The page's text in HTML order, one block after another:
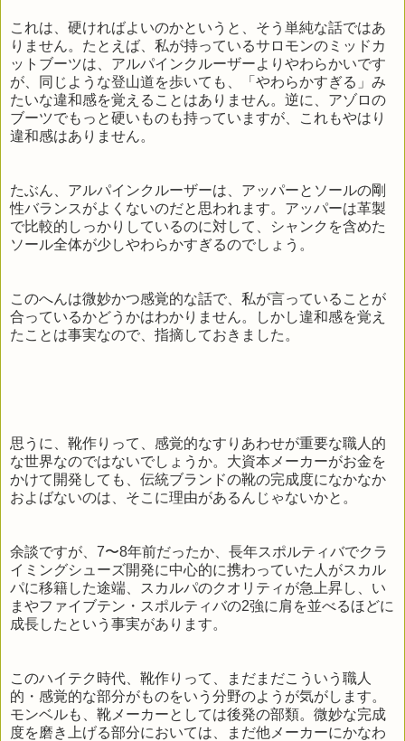
これは、硬ければよいのかというと、そう単純な話ではあ
りません。たとえば、私が持っているサロモンのミッドカ
ットブーツは、アルパインクルーザーよりやわらかいです
が、同じような登山道を歩いても、「やわらかすぎる」み
たいな違和感を覚えることはありません。逆に、アゾロの
ブーツでもっと硬いものも持っていますが、これもやはり
違和感はありません。
たぶん、アルパインクルーザーは、アッパーとソールの剛
性バランスがよくないのだと思われます。アッパーは革製
で比較的しっかりしているのに対して、シャンクを含めた
ソール全体が少しやわらかすぎるのでしょう。
このへんは微妙かつ感覚的な話で、私が言っていることが
合っているかどうかはわかりません。しかし違和感を覚え
たことは事実なので、指摘しておきました。
思うに、靴作りって、感覚的なすりあわせが重要な職人的
な世界なのではないでしょうか。大資本メーカーがお金を
かけて開発しても、伝統ブランドの靴の完成度になかなか
およばないのは、そこに理由があるんじゃないかと。
余談ですが、7〜8年前だったか、長年スポルティバでクラ
イミングシューズ開発に中心的に携わっていた人がスカル
パに移籍した途端、スカルパのクオリティが急上昇し、い
まやファイブテン・スポルティバの2強に肩を並べるほどに
成長したという事実があります。
このハイテク時代、靴作りって、まだまだこういう職人
的・感覚的な部分がものをいう分野のようが気がします。
モンベルも、靴メーカーとしては後発の部類。微妙な完成
度を磨き上げる部分においては、まだ他メーカーにかなわ